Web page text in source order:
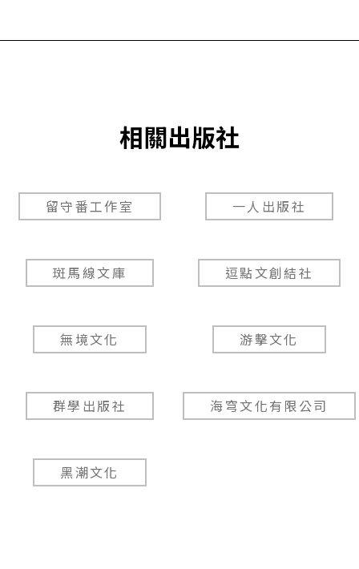
相關出版社
留守番工作室 一人出版社
斑馬線文庫 逗點文創結社
無境文化 游擊文化
群學出版社 海穹文化有限公司
黑潮文化